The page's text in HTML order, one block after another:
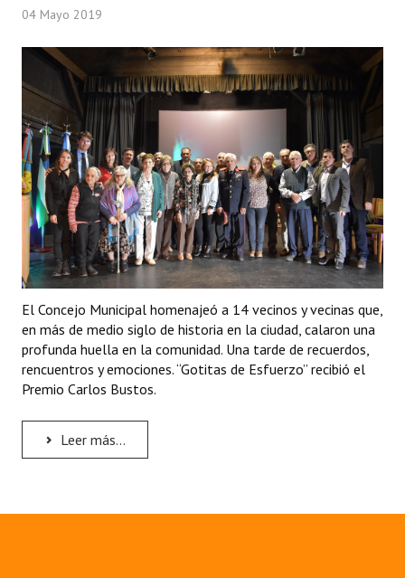
04 Mayo 2019
El Concejo Municipal homenajeó a 14 vecinos y vecinas que,
en más de medio siglo de historia en la ciudad, calaron una
profunda huella en la comunidad. Una tarde de recuerdos,
rencuentros y emociones. “Gotitas de Esfuerzo” recibió el
Premio Carlos Bustos.
Leer más...